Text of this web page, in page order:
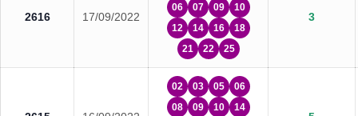
2616 17/09/2022
06
07 09
10
12
14 16
18
21
22 25
3
02 03 05
06
08
09 10
14